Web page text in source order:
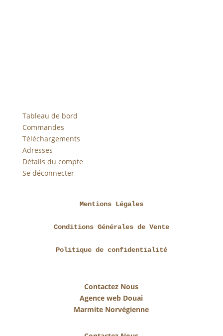
Tableau de bord
Commandes
Téléchargements
Adresses
Détails du compte
Se déconnecter
Mentions Légales
Conditions Générales de Vente
Politique de confidentialité
Contactez Nous
Agence web Douai
Marmite Norvégienne